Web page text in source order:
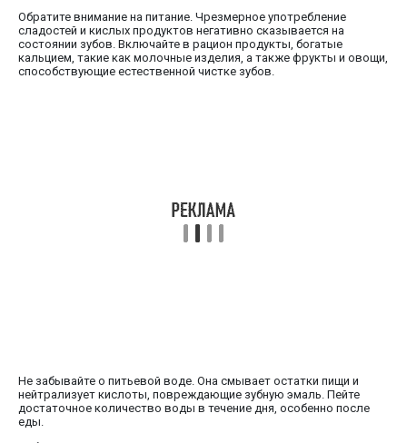
Обратите внимание на питание. Чрезмерное употребление
сладостей и кислых продуктов негативно сказывается на
состоянии зубов. Включайте в рацион продукты, богатые
кальцием, такие как молочные изделия, а также фрукты и овощи,
способствующие естественной чистке зубов.
Не забывайте о питьевой воде. Она смывает остатки пищи и
нейтрализует кислоты, повреждающие зубную эмаль. Пейте
достаточное количество воды в течение дня, особенно после
еды.